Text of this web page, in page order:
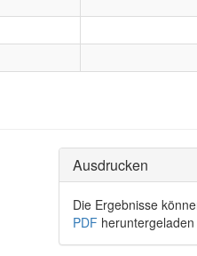
Ausdrucken
Die Ergebnisse
PDF